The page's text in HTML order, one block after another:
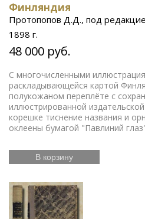
Финляндия
Протопопов Д.Д., под
1898 г.
48 000 руб.
С многочисленными
раскладывающейся картой
полукожаном переплёте с
иллюстрированной
корешке тиснение названия и
оклеены бумагой "Павлиний
В корзину